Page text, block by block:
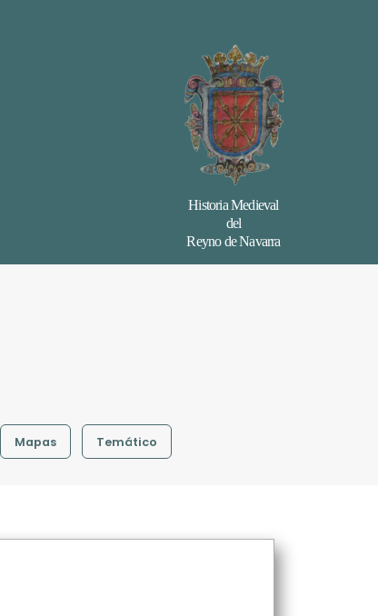
Historia Medieval
del
Reyno de Navarra
Mapas Temático